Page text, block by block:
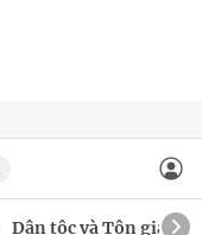
Dân tộc và Tôn giáo